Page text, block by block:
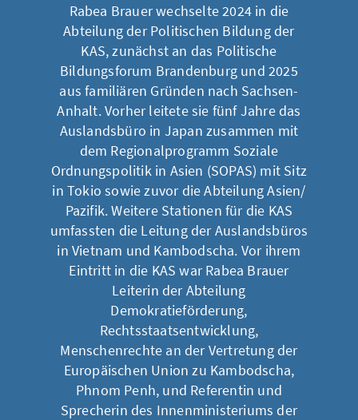
Rabea Brauer wechselte 2024 in die
Abteilung der Politischen Bildung der
KAS, zunächst an das Politische
Bildungsforum Brandenburg und 2025
aus familiären Gründen nach Sachsen-
Anhalt. Vorher leitete sie fünf Jahre das
Auslandsbüro in Japan zusammen mit
dem Regionalprogramm Soziale
Ordnungspolitik in Asien (SOPAS) mit Sitz
in Tokio sowie zuvor die Abteilung Asien/
Pazifik. Weitere Stationen für die KAS
umfassten die Leitung der Auslandsbüros
in Vietnam und Kambodscha. Vor ihrem
Eintritt in die KAS war Rabea Brauer
Leiterin der Abteilung
Demokratieförderung,
Rechtsstaatsentwicklung,
Menschenrechte an der Vertretung der
Europäischen Union zu Kambodscha,
Phnom Penh, und Referentin und
Sprecherin des Innenministeriums der